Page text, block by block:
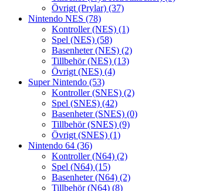
Övrigt (Prylar) (37)
Nintendo NES (78)
Kontroller (NES) (1)
Spel (NES) (58)
Basenheter (NES) (2)
Tillbehör (NES) (13)
Övrigt (NES) (4)
Super Nintendo (53)
Kontroller (SNES) (2)
Spel (SNES) (42)
Basenheter (SNES) (0)
Tillbehör (SNES) (9)
Övrigt (SNES) (1)
Nintendo 64 (36)
Kontroller (N64) (2)
Spel (N64) (15)
Basenheter (N64) (2)
Tillbehör (N64) (8)